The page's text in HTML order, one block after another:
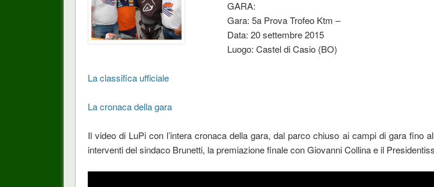
GARA:
Gara: 5a Prova Trofeo Ktm –
Data: 20 settembre 2015
Luogo: Castel di Casio (BO)
La classifica ufficiale
La cronaca della gara
Il video di LuPi con l’intera cronaca della gara, dal parco chiuso ai campi di gara fino
interventi del sindaco Brunetti, la premiazione finale con Giovanni Collina e il